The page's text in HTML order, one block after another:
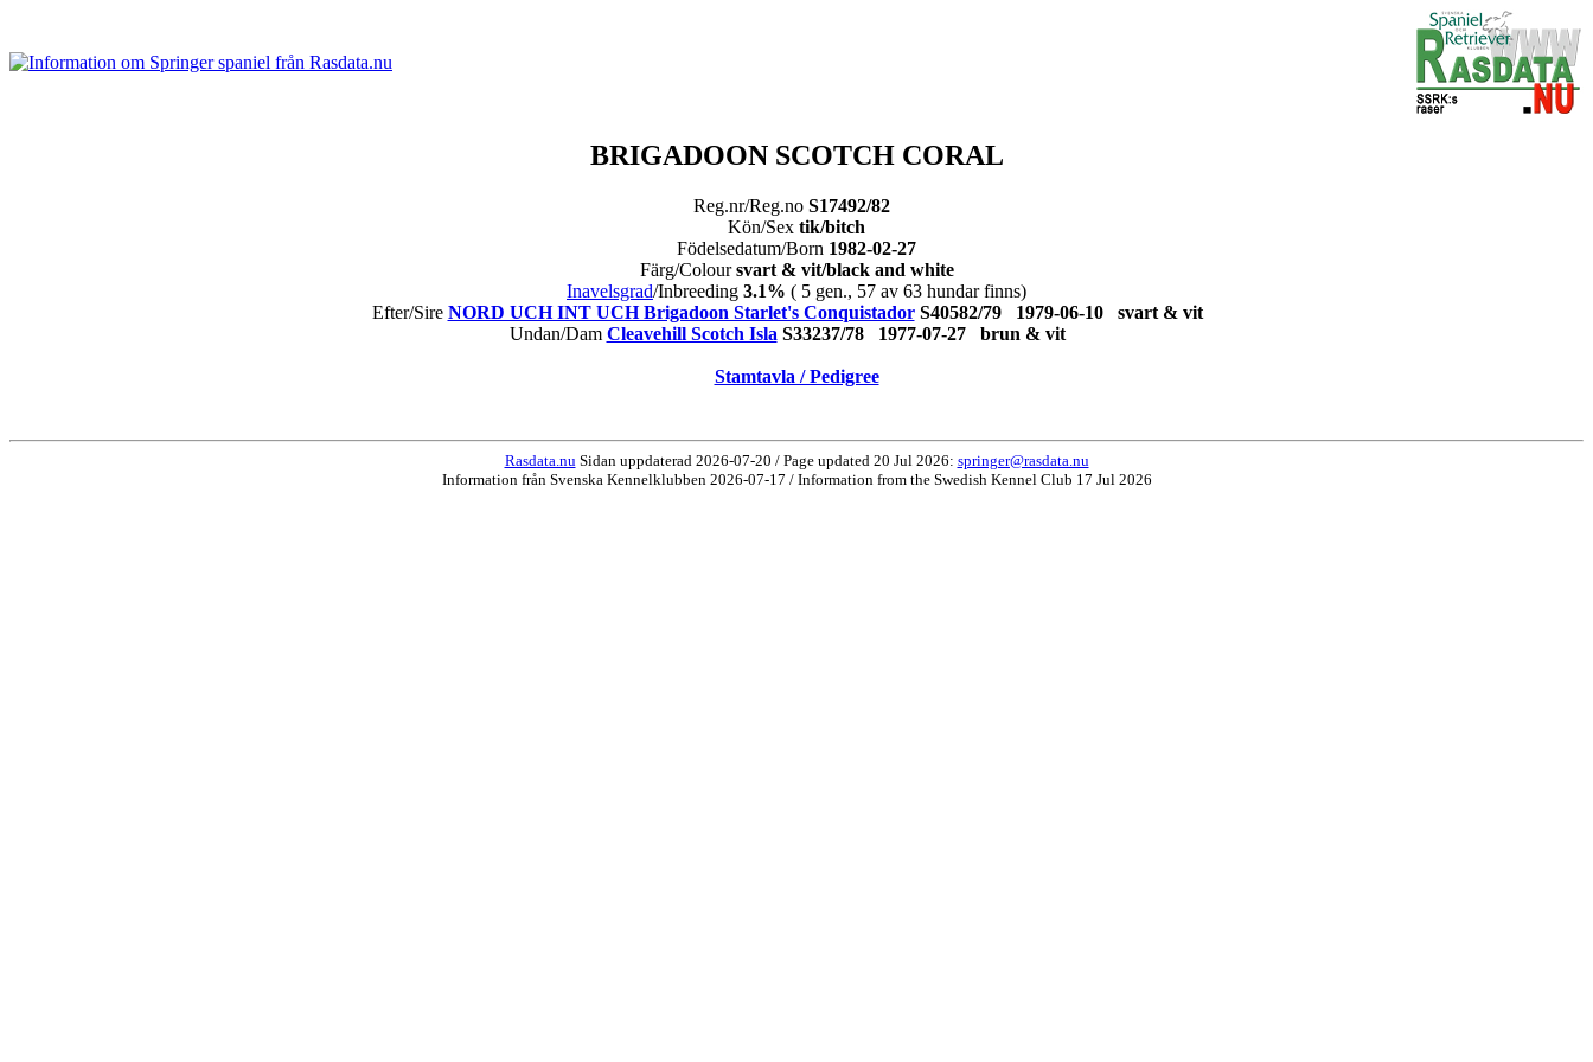
BRIGADOON SCOTCH CORAL
Reg.nr/Reg.no S17492/82
Kön/Sex tik/bitch
Födelsedatum/Born 1982-02-27
Färg/Coloursvart & vit/black and white
Inavelsgrad/Inbreeding 3.1% ( 5 gen., 57 av 63 hundar finns)
Efter/Sire NORD UCH INT UCH Brigadoon Starlet's ConquistadorS40582/79 1979-06-10 svart & vit
Undan/Dam Cleavehill Scotch Isla S33237/78 1977-07-27 brun & vit
Stamtavla / Pedigree
Rasdata.nu Sidan uppdaterad 2026-07-20 / Page updated 20 Jul 2026: springer@rasdata.nu
Information från Svenska Kennelklubben 2026-07-17 / Information from the Swedish Kennel Club 17 Jul 2026